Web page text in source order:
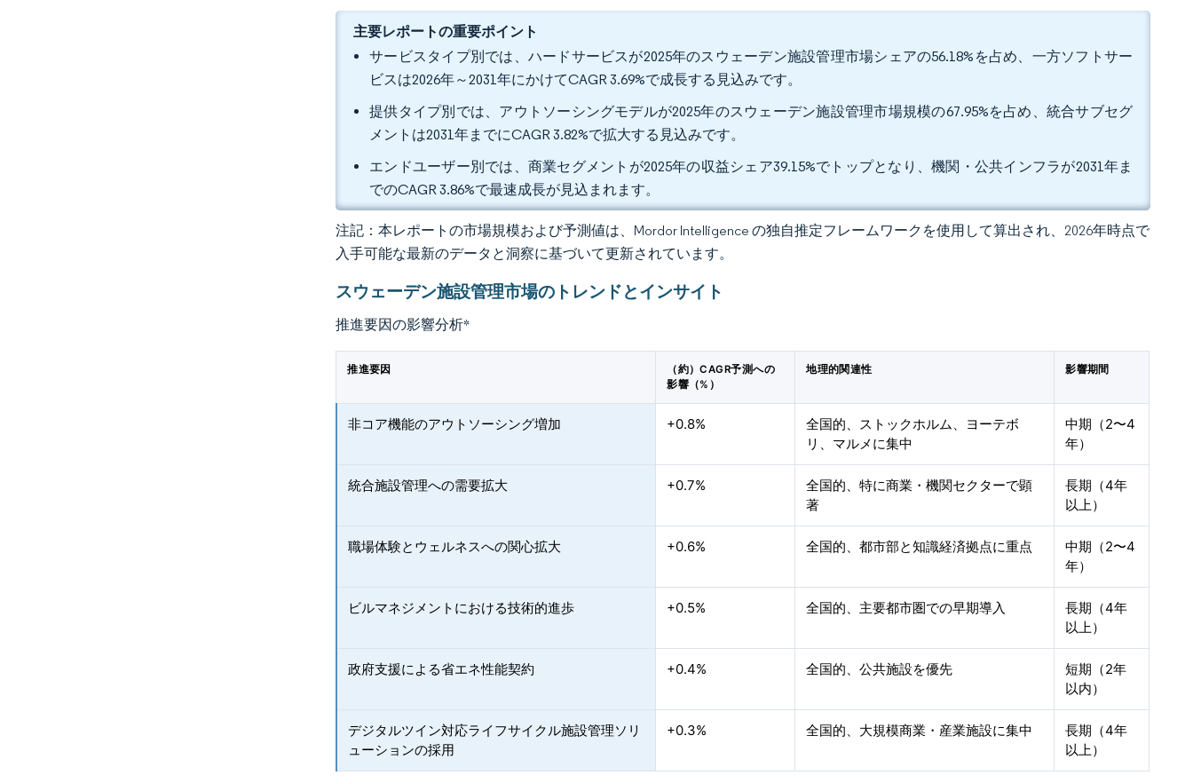
主要レポートの重要ポイント
サービスタイプ別では、ハードサービスが2025年のスウェーデン施設管理市場シェアの56.18%を占め、一方ソフトサー
ビスは2026年～2031年にかけてCAGR 3.69%で成長する見込みです。
提供タイプ別では、アウトソーシングモデルが2025年のスウェーデン施設管理市場規模の67.95%を占め、統合サブセグ
メントは2031年までにCAGR 3.82%で拡大する見込みです。
エンドユーザー別では、商業セグメントが2025年の収益シェア39.15%でトップとなり、機関・公共インフラが2031年ま
でのCAGR 3.86%で最速成長が見込まれます。
注記：本レポートの市場規模および予測値は、Mordor Intelligence の独自推定フレームワークを使用して算出され、2026年時点で
入手可能な最新のデータと洞察に基づいて更新されています。
スウェーデン施設管理市場のトレンドとインサイト
推進要因の影響分析*
推進要因
（約）CAGR予測への
影響（%）
地理的関連性 影響期間
非コア機能のアウトソーシング増加 +0.8%
全国的、ストックホルム、ヨーテボ
リ、マルメに集中
中期（2〜4
年）
統合施設管理への需要拡大 +0.7%
全国的、特に商業・機関セクターで顕
著
長期（4年
以上）
職場体験とウェルネスへの関心拡大 +0.6% 全国的、都市部と知識経済拠点に重点
中期（2〜4
年）
ビルマネジメントにおける技術的進歩 +0.5% 全国的、主要都市圏での早期導入
長期（4年
以上）
政府支援による省エネ性能契約 +0.4% 全国的、公共施設を優先
短期（2年
以内）
デジタルツイン対応ライフサイクル施設管理ソリ
ューションの採用
+0.3% 全国的、大規模商業・産業施設に集中
長期（4年
以上）